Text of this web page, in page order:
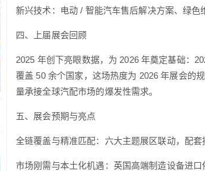
新兴技术：电动 / 智能汽车售后解决方案、绿色
四、上届展会回顾
2025 年创下亮眼数据，为 2026 年奠定基础：
覆盖 50 余个国家，这场热度为 2026 年展会的
量承接全球汽配市场的爆发性需求。
五、展会预期与亮点
全链覆盖与精准匹配：六大主题展区联动，配
市场刚需与本土化机遇：英国高端制造设备进